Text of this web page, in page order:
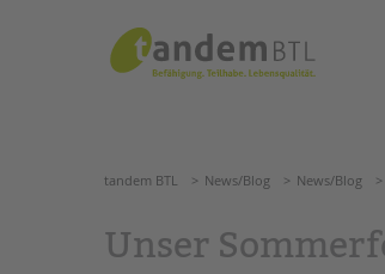
ANGEBOTE
tandem BTL News/Blog
tandem BTL News/Blog News/Blog
Unser